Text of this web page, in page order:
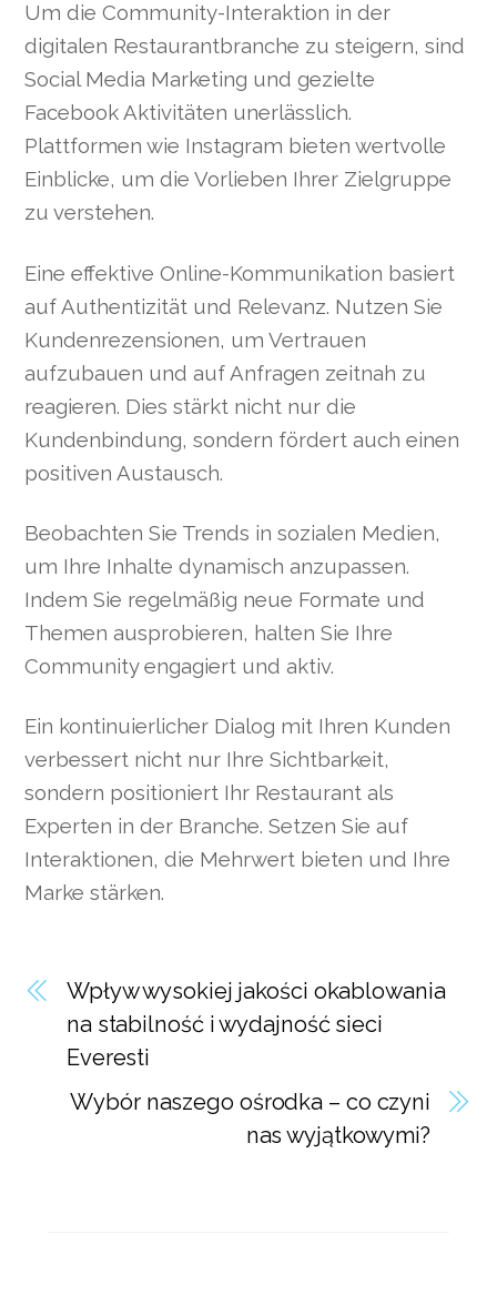
Um die Community-Interaktion in der
digitalen Restaurantbranche zu steigern, sind
Social Media Marketing und gezielte
Facebook Aktivitäten unerlässlich.
Plattformen wie Instagram bieten wertvolle
Einblicke, um die Vorlieben Ihrer Zielgruppe
zu verstehen.
Eine effektive Online-Kommunikation basiert
auf Authentizität und Relevanz. Nutzen Sie
Kundenrezensionen, um Vertrauen
aufzubauen und auf Anfragen zeitnah zu
reagieren. Dies stärkt nicht nur die
Kundenbindung, sondern fördert auch einen
positiven Austausch.
Beobachten Sie Trends in sozialen Medien,
um Ihre Inhalte dynamisch anzupassen.
Indem Sie regelmäßig neue Formate und
Themen ausprobieren, halten Sie Ihre
Community engagiert und aktiv.
Ein kontinuierlicher Dialog mit Ihren Kunden
verbessert nicht nur Ihre Sichtbarkeit,
sondern positioniert Ihr Restaurant als
Experten in der Branche. Setzen Sie auf
Interaktionen, die Mehrwert bieten und Ihre
Marke stärken.
Wpływ wysokiej jakości okablowania
na stabilność i wydajność sieci
Everesti
Wybór naszego ośrodka – co czyni
nas wyjątkowymi?